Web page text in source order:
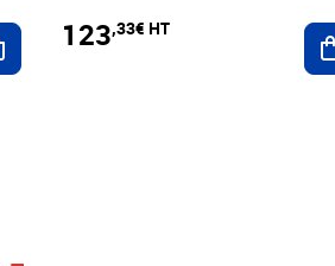
Ajouter au panier
123,33€ HT